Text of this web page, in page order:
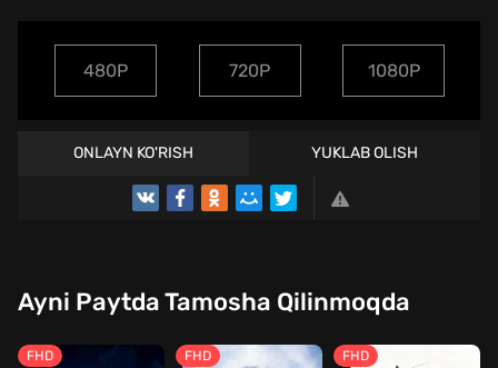
480P 720P 1080P
ONLAYN KO'RISH YUKLAB OLISH
TREYLER
Ayni Paytda Tamosha Qilinmoqda
FHD FHD FHD